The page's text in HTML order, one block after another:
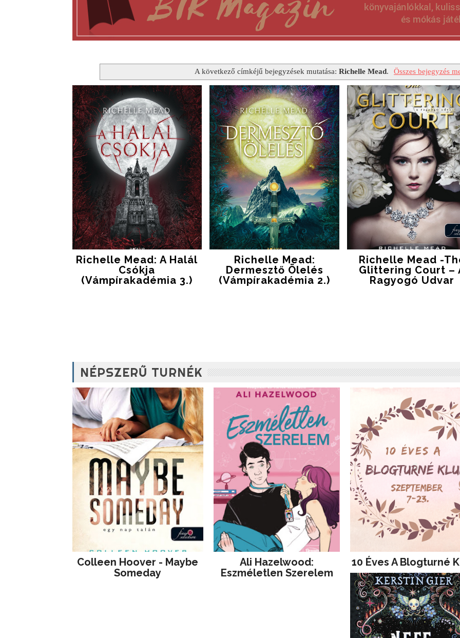
A következő címkéjű bejegyzések mutatása: Richelle Mead. Összes bejegyzés
Richelle Mead: A ​halál
Csókja
(Vámpírakadémia 3.)
Richelle Mead:
Dermesztő ​ölelés
(Vámpírakadémia 2.)
Richelle Mead -
Glittering Court –
Ragyogó Udvar
NÉPSZERŰ TURNÉK
Colleen Hoover - Maybe
Someday
Ali Hazelwood:
Eszméletlen Szerelem
10 Éves A Blogturné